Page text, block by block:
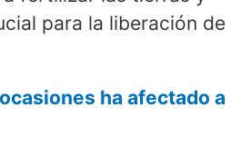
para la liberación de
ha afectado a